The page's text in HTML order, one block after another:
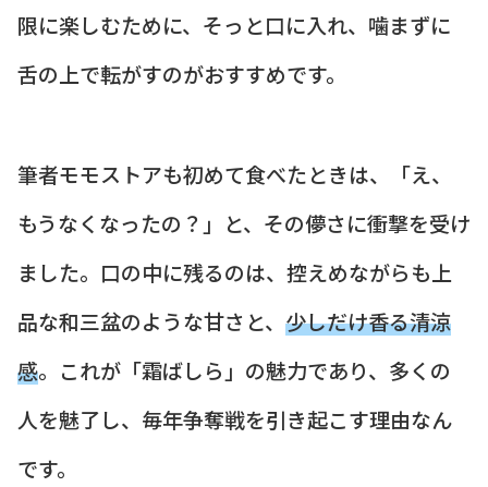
限に楽しむために、そっと口に入れ、噛まずに
舌の上で転がすのがおすすめです。
筆者モモストアも初めて食べたときは、「え、
もうなくなったの？」と、その儚さに衝撃を受け
ました。口の中に残るのは、控えめながらも上
品な和三盆のような甘さと、 少しだけ香る清涼
感。これが「霜ばしら」の魅力であり、多くの
人を魅了し、毎年争奪戦を引き起こす理由なん
です。